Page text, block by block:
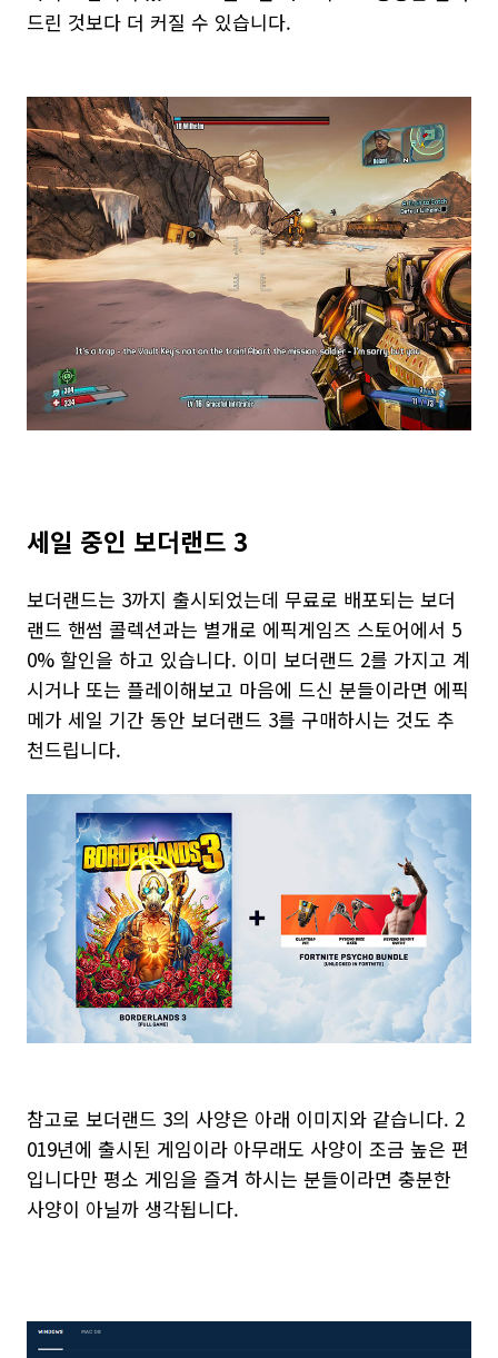
드린 것보다 더 커질 수 있습니다.
세일 중인 보더랜드 3
보더랜드는 3까지 출시되었는데 무료로 배포되는 보더
랜드 핸썸 콜렉션과는 별개로 에픽게임즈 스토어에서 5
0% 할인을 하고 있습니다. 이미 보더랜드 2를 가지고 계
시거나 또는 플레이해보고 마음에 드신 분들이라면 에픽
메가 세일 기간 동안 보더랜드 3를 구매하시는 것도 추
천드립니다.
참고로 보더랜드 3의 사양은 아래 이미지와 같습니다. 2
019년에 출시된 게임이라 아무래도 사양이 조금 높은 편
입니다만 평소 게임을 즐겨 하시는 분들이라면 충분한
사양이 아닐까 생각됩니다.